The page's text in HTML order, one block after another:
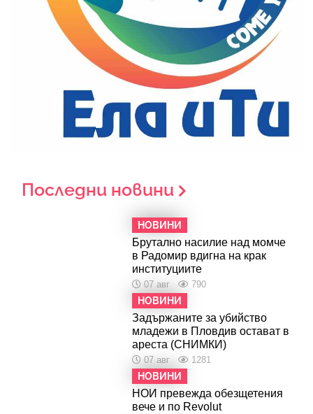
Последни новини
НОВИНИ
Брутално насилие над момче
в Радомир вдигна на крак
институциите
07 авг 790
НОВИНИ
Задържаните за убийство
младежи в Пловдив остават в
ареста (СНИМКИ)
07 авг 1281
НОВИНИ
НОИ превежда обезщетения
вече и по Revolut